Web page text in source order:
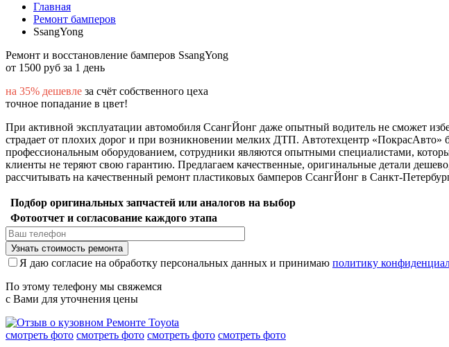
Главная
Ремонт бамперов
SsangYong
Ремонт и восстановление бамперов SsangYong
от 1500 руб за 1 день
на 35% дешевле за счёт собственного цеха
точное попадание в цвет!
При активной эксплуатации автомобиля СсангЙонг даже опытный водитель не сможет
страдает от плохих дорог и при возникновении мелких ДТП. Автотехцентр
профессиональным оборудованием, сотрудники являются опытными специалистами,
клиенты не теряют свою гарантию. Предлагаем качественные, оригинальные детали
рассчитывать на качественный ремонт пластиковых бамперов СсангЙонг в Санкт-
Подбор оригинальных запчастей или аналогов на выбор
Фотоотчет и согласование каждого этапа
Я даю согласие на обработку персональных данных и принимаю политику
По этому телефону мы свяжемся
с Вами для уточнения цены
смотреть фото смотреть фото смотреть фото смотреть фото